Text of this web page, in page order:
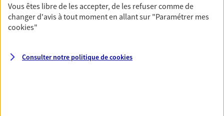
NOUS CONTACTER
Vous êtes libre de les accepter, de les refuser comme de
changer d'avis à tout moment en allant sur "Paramétrer mes
cookies"
Consulter notre politique decookies